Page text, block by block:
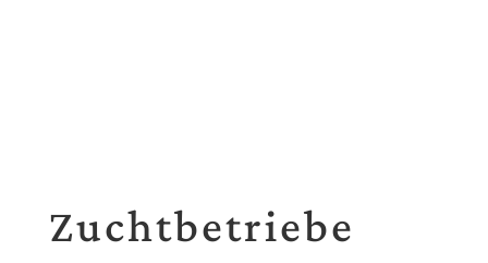
Zuchtbetriebe